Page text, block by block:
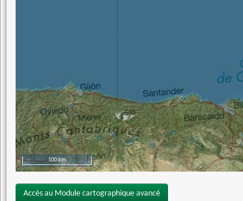
100 km
Accès au Module cartographique avancé